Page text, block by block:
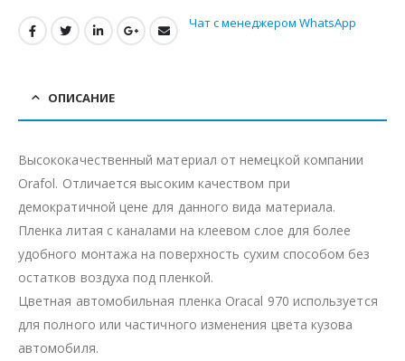
Чат с менеджером WhatsApp
ОПИСАНИЕ
Высококачественный материал от немецкой компании
Orafol. Отличается высоким качеством при
демократичной цене для данного вида материала.
Пленка литая с каналами на клеевом слое для более
удобного монтажа на поверхность сухим способом без
остатков воздуха под пленкой.
Цветная автомобильная пленка Oracal 970 используется
для полного или частичного изменения цвета кузова
автомобиля.